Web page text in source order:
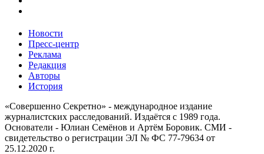
Новости
Пресс-центр
Реклама
Редакция
Авторы
История
«Совершенно Секретно» - международное издание
журналистских расследований. Издаётся с 1989 года.
Основатели - Юлиан Семёнов и Артём Боровик. CМИ -
свидетельство о регистрации ЭЛ № ФС 77-79634 от
25.12.2020 г.